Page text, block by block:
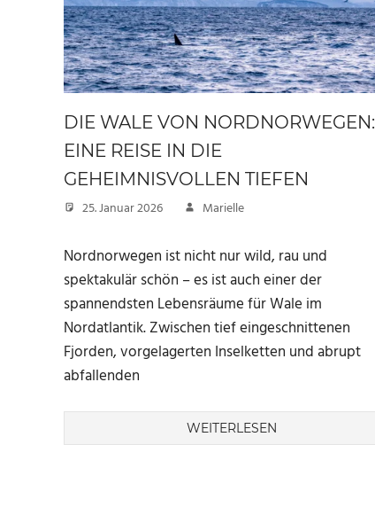
DIE WALE VON NORDNORWEGEN:
EINE REISE IN DIE
GEHEIMNISVOLLEN TIEFEN
25. Januar 2026 Marielle
Nordnorwegen ist nicht nur wild, rau und
spektakulär schön – es ist auch einer der
spannendsten Lebensräume für Wale im
Nordatlantik. Zwischen tief eingeschnittenen
Fjorden, vorgelagerten Inselketten und abrupt
abfallenden
WEITERLESEN